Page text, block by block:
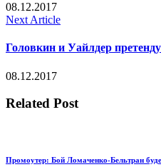
08.12.2017
Next Article
Головкин и Уайлдер
08.12.2017
Related Post
Промоутер: Бой Ломаченко-Бельтран